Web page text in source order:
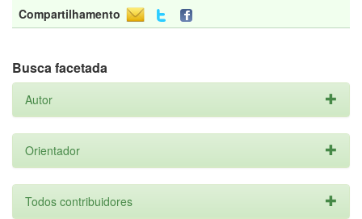
Compartilhamento
Busca facetada
Autor
Orientador
Todos contribuidores